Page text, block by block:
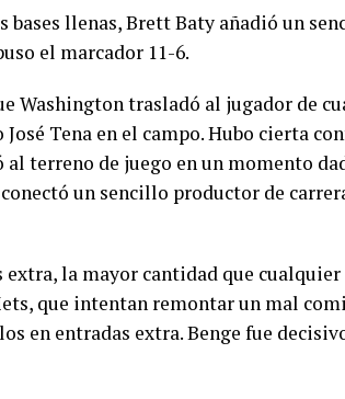
bases llenas, Brett Baty añadió un
el marcador 11-6.
Washington trasladó al jugador de
Tena en el campo. Hubo cierta
terreno de juego en un momento
un sencillo productor de
extra, la mayor cantidad que
que intentan remontar un mal
en entradas extra. Benge fue